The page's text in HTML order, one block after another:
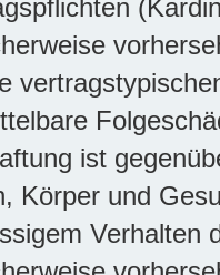
ist
Körper und
Verhalten